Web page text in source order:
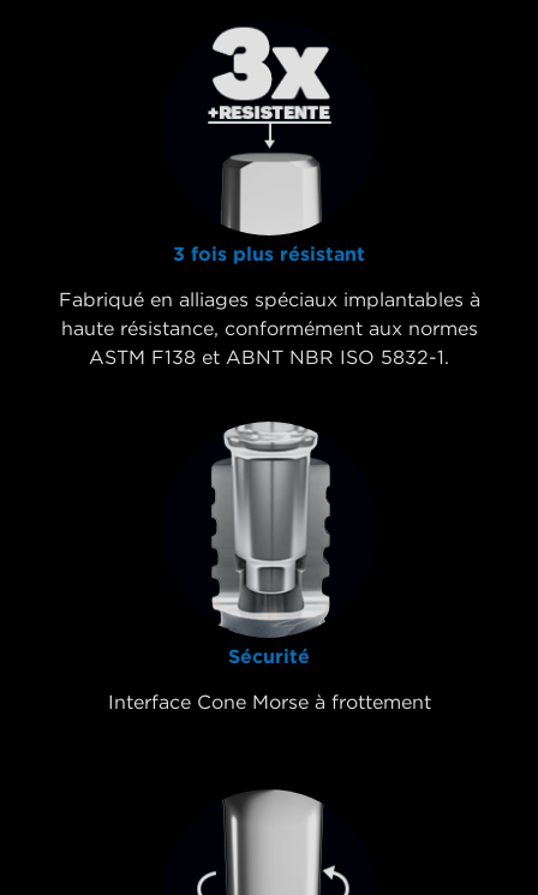
3 fois plus résistant
Fabriqué en alliages spéciaux implantables à
haute résistance, conformément aux normes
ASTM F138 et ABNT NBR ISO 5832-1.
Sécurité
Interface Cone Morse à frottement